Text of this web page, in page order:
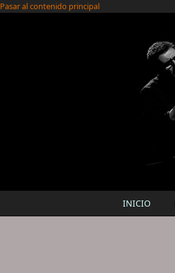
Pasar al contenido principal
INICIO